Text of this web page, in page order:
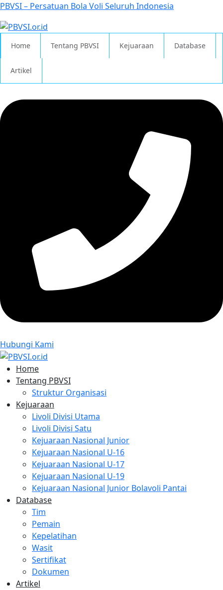
PBVSI – Persatuan Bola Voli Seluruh Indonesia
Home Tentang PBVSI Kejuaraan Database
Artikel
Hubungi Kami
Home
Tentang PBVSI
Struktur Organisasi
Kejuaraan
Livoli Divisi Utama
Livoli Divisi Satu
Kejuaraan Nasional Junior
Kejuaraan Nasional U-16
Kejuaraan Nasional U-17
Kejuaraan Nasional U-19
Kejuaraan Nasional Junior Bolavoli Pantai
Database
Tim
Pemain
Kepelatihan
Wasit
Sertifikat
Dokumen
Artikel